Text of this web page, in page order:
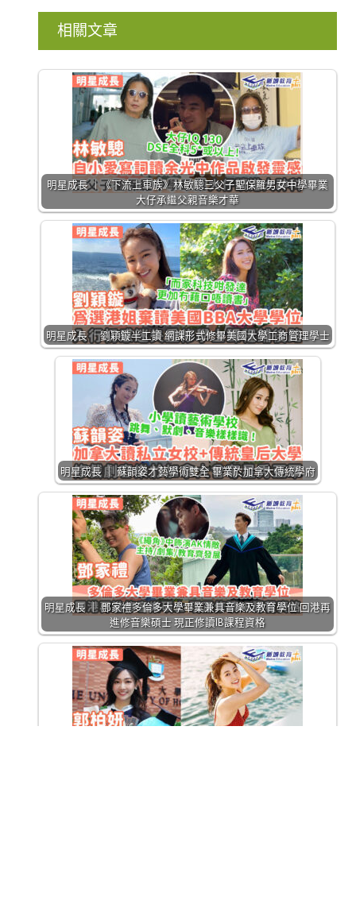
明星成長 ｜《下流上車族》林敏驄三父子聖保羅男女中學畢業
大仔承繼父親音樂才華
明星成長 ｜劉穎鏇半工讀 網課形式修畢美國大學工商管理學士
明星成長 ｜ 蘇韻姿才藝學術雙全 畢業於加拿大傳統學府
明星成長 ｜ 鄧家禮多倫多大學畢業兼具音樂及教育學位 回港再
進修音樂碩士 現正修讀IB課程資格
明星成長 ｜《下流上車族》郭柏妍文武雙全 港大碩士選港姐為